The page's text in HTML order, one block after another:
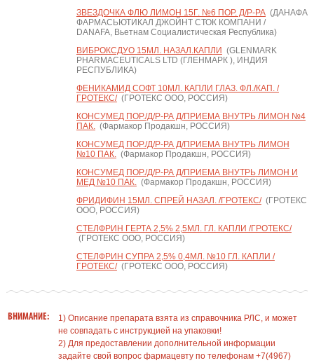
ЗВЕЗДОЧКА ФЛЮ ЛИМОН 15Г. №6 ПОР. Д/Р-РА(ДАНАФА
ФАРМАСЬЮТИКАЛ ДЖОЙНТ СТОК КОМПАНИ /
DANAFA, Вьетнам Социалистическая Республика)
ВИБРОКСДУО 15МЛ. НАЗАЛ.КАПЛИ (GLENMARK
PHARMACEUTICALS LTD (ГЛЕНМАРК ), ИНДИЯ
РЕСПУБЛИКА)
ФЕНИКАМИД СОФТ 10МЛ. КАПЛИ ГЛАЗ. ФЛ./КАП. /
ГРОТЕКС/(ГРОТЕКС ООО, РОССИЯ)
КОНСУМЕД ПОР./Д/Р-РА Д/ПРИЕМА ВНУТРЬ ЛИМОН №4
ПАК.(Фармакор Продакшн, РОССИЯ)
КОНСУМЕД ПОР./Д/Р-РА Д/ПРИЕМА ВНУТРЬ ЛИМОН
№10 ПАК.(Фармакор Продакшн, РОССИЯ)
КОНСУМЕД ПОР./Д/Р-РА Д/ПРИЕМА ВНУТРЬ ЛИМОН И
МЕД №10 ПАК.(Фармакор Продакшн, РОССИЯ)
ФРИДИФИН 15МЛ. СПРЕЙ НАЗАЛ. /ГРОТЕКС/(ГРОТЕКС
ООО, РОССИЯ)
СТЕЛФРИН ГЕРТА 2,5% 2,5МЛ. ГЛ. КАПЛИ /ГРОТЕКС/
(ГРОТЕКС ООО, РОССИЯ)
СТЕЛФРИН СУПРА 2,5% 0,4МЛ. №10 ГЛ. КАПЛИ /
ГРОТЕКС/(ГРОТЕКС ООО, РОССИЯ)
ВНИМАНИЕ:
1) Описание препарата взята из справочника РЛС, и может
не совпадать с инструкцией на упаковки!
2) Для предоставлении дополнительной информации
задайте свой вопрос фармацевту по телефонам +7(4967)